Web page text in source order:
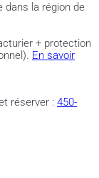
dans la région de
+ protection
En savoir
réserver : 450-